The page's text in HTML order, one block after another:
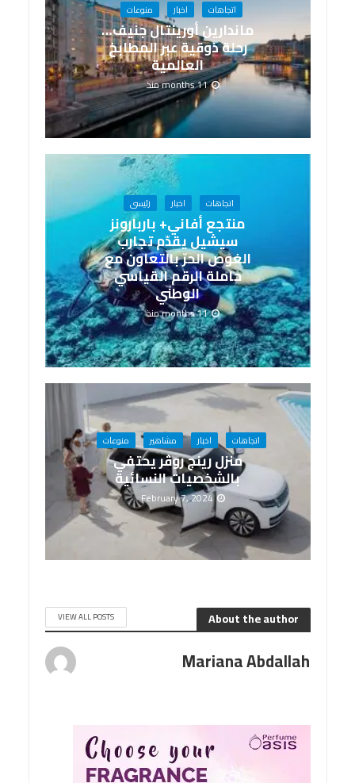
اتجاهات اخبار منوعات
ماندارين أورينتال جنيف…
رحلة ذوقية عبر المطابخ
العالمية
11 months منذ
اتجاهات اخبار رئيسى
منتجع أفاني+ باربارونز
سيشيل يقدّم تجارب
الغوص الحرّ بالتعاون مع
حاملة الرقم القياسي
الوطني
11 months منذ
اتجاهات اخبار مشاهير منوعات
منزل رينج روڤر يحتفي
بالشخصيات النسائية
February 7, 2024
About the author
VIEW ALL POSTS
Mariana Abdallah